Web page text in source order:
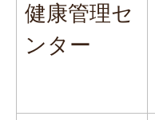
健康管理セ
ンター